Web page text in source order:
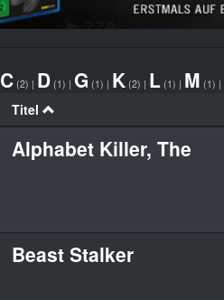
C (2) | D (1) | G (1) | K (2) | L (1) | M (1) |
Titel
Alphabet Killer, The
Beast Stalker